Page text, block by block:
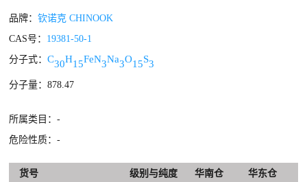
品牌：钦诺克 CHINOOK
CAS号： 19381-50-1
分子式：C30H15FeN3Na3O15S3
分子量：878.47
所属类目：-
危险性质：-
货号 级别与纯度 华南仓 华东仓